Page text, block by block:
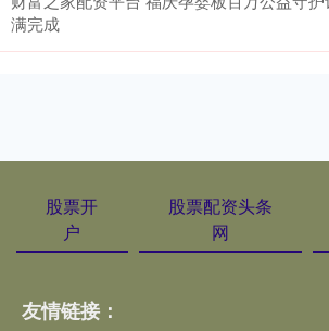
满完成
股票开
户
股票配资头条
网
友情链接：